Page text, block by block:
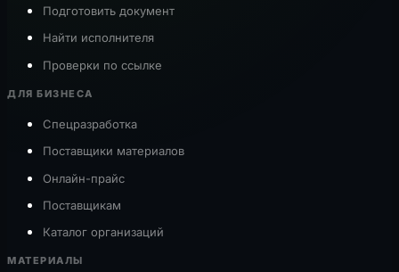
Подготовить документ
Найти исполнителя
Проверки по ссылке
ДЛЯ БИЗНЕСА
Спецразработка
Поставщики материалов
Онлайн-прайс
Поставщикам
Каталог организаций
МАТЕРИАЛЫ